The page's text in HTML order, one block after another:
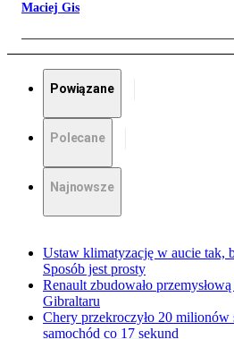
Maciej Gis
Powiązane
Polecane
Najnowsze
Ustaw klimatyzację w aucie tak,
Sposób jest prosty
Renault zbudowało
Gibraltaru
Chery przekroczyło 20 milionów
samochód co 17 sekund